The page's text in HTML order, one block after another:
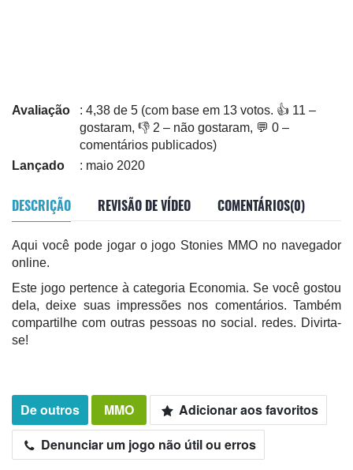
Avaliação
: 4,38 de 5 (com base em 13 votos. 👍 11 –
gostaram, 👎 2 – não gostaram, 💬 0 –
comentários publicados)
Lançado
: maio 2020
DESCRIÇÃO REVISÃO DE VÍDEO COMENTÁRIOS(0)
Aqui você pode jogar o jogo Stonies MMO no navegador
online.
Este jogo pertence à categoria Economia. Se você gostou
dela, deixe suas impressões nos comentários. Também
compartilhe com outras pessoas no social. redes. Divirta-
se!
De outros MMO
Adicionar aos favoritos
Denunciar um jogo não útil ou erros